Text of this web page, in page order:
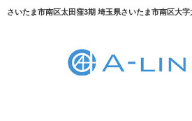
さいたま市南区太田窪3期 埼玉県さいたま市南区大